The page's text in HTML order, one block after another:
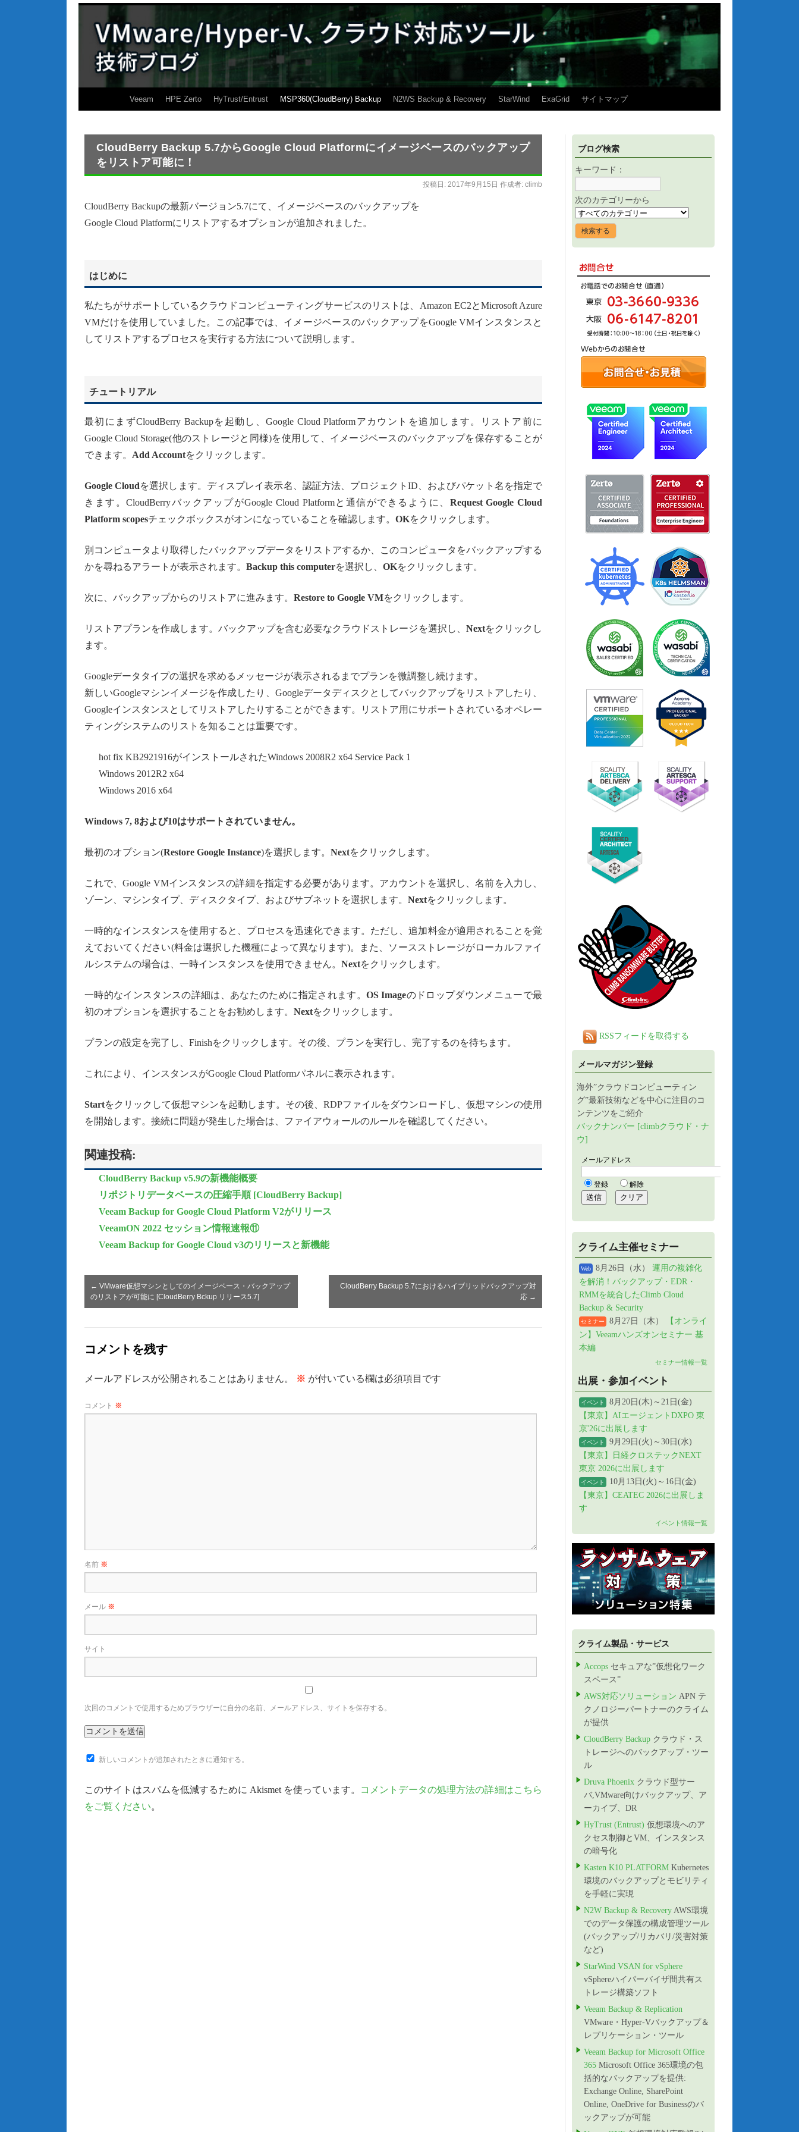
Veeam HPE Zerto HyTrust/Entrust MSP360(CloudBerry) Backup N2WS Backup & Recovery StarWind ExaGrid サイトマップ
CloudBerry Backup 5.7からGoogle Cloud Platformにイメージベースのバックアップ
をリストア可能に！
投稿日: 2017年9月15日 作成者: climb
CloudBerry Backupの最新バージョン5.7にて、イメージベースのバックアップを
Google Cloud Platformにリストアするオプションが追加されました。
はじめに
私たちがサポートしているクラウドコンピューティングサービスのリストは、Amazon EC2とMicrosoft Azure
VMだけを使用していました。この記事では、イメージベースのバックアップをGoogle VMインスタンスと
してリストアするプロセスを実行する方法について説明します。
チュートリアル
最初にまずCloudBerry Backupを起動し、Google Cloud Platformアカウントを追加します。リストア前に
Google Cloud Storage(他のストレージと同様)を使用して、イメージベースのバックアップを保存することが
できます。 Add Accountをクリックします。
Google Cloudを選択します。ディスプレイ表示名、認証方法、プロジェクトID、およびパケット名を指定で
きます。CloudBerryバックアップがGoogle Cloud Platformと通信ができるように、 Request Google Cloud
Platform scopesチェックボックスがオンになっていることを確認します。 OKをクリックします。
別コンピュータより取得したバックアップデータをリストアするか、このコンピュータをバックアップする
かを尋ねるアラートが表示されます。 Backup this computerを選択し、 OKをクリックします。
次に、バックアップからのリストアに進みます。 Restore to Google VMをクリックします。
リストアプランを作成します。バックアップを含む必要なクラウドストレージを選択し、 Nextをクリックし
ます。
Googleデータタイプの選択を求めるメッセージが表示されるまでプランを微調整し続けます。
新しいGoogleマシンイメージを作成したり、Googleデータディスクとしてバックアップをリストアしたり、
Googleインスタンスとしてリストアしたりすることができます。リストア用にサポートされているオペレー
ティングシステムのリストを知ることは重要です。
hot fix KB2921916がインストールされたWindows 2008R2 x64 Service Pack 1
Windows 2012R2 x64
Windows 2016 x64
Windows 7, 8および10はサポートされていません。
最初のオプション(Restore Google Instance)を選択します。 Nextをクリックします。
これで、Google VMインスタンスの詳細を指定する必要があります。アカウントを選択し、名前を入力し、
ゾーン、マシンタイプ、ディスクタイプ、およびサブネットを選択します。 Nextをクリックします。
一時的なインスタンスを使用すると、プロセスを迅速化できます。ただし、追加料金が適用されることを覚
えておいてください(料金は選択した機種によって異なります)。また、ソースストレージがローカルファイ
ルシステムの場合は、一時インスタンスを使用できません。 Nextをクリックします。
一時的なインスタンスの詳細は、あなたのために指定されます。 OS Imageのドロップダウンメニューで最
初のオプションを選択することをお勧めします。 Nextをクリックします。
プランの設定を完了し、Finishをクリックします。その後、プランを実行し、完了するのを待ちます。
これにより、インスタンスがGoogle Cloud Platformパネルに表示されます。
Startをクリックして仮想マシンを起動します。その後、RDPファイルをダウンロードし、仮想マシンの使用
を開始します。接続に問題が発生した場合は、ファイアウォールのルールを確認してください。
関連投稿:
CloudBerry Backup v5.9の新機能概要
リポジトリデータベースの圧縮手順 [CloudBerry Backup]
Veeam Backup for Google Cloud Platform V2がリリース
VeeamON 2022 セッション情報速報⑪
Veeam Backup for Google Cloud v3のリリースと新機能
← VMware仮想マシンとしてのイメージベース・バックアップ
のリストアが可能に [CloudBerry Bckup リリース5.7]
CloudBerry Backup 5.7におけるハイブリッドバックアップ対
応 →
コメントを残す
メールアドレスが公開されることはありません。 ※ が付いている欄は必須項目です
コメント ※
名前 ※
メール ※
サイト
次回のコメントで使用するためブラウザーに自分の名前、メールアドレス、サイトを保存する。
新しいコメントが追加されたときに通知する。
このサイトはスパムを低減するために Akismet を使っています。
コメントデータの処理方法の詳細はこちら
をご覧ください。
ブログ検索
キーワード：
次のカテゴリーから
RSSフィードを取得する
メールマガジン登録
海外”クラウドコンピューティン
グ”最新技術などを中心に注目のコ
ンテンツをご紹介
バックナンバー [climbクラウド・ナ
ウ]
クライム主催セミナー
Web 8月26日（水） 運用の複雑化
を解消！バックアップ・EDR・
RMMを統合したClimb Cloud
Backup & Security
セミナー 8月27日（木）
【オンライ
ン】Veeamハンズオンセミナー 基
本編
セミナー情報一覧
出展・参加イベント
イベント
8月20日(木)～21日(金)
【東京】AIエージェントDXPO 東
京'26に出展します
イベント
9月29日(火)～30日(水)
【東京】日経クロステックNEXT
東京 2026に出展します
イベント
10月13日(火)～16日(金)
【東京】CEATEC 2026に出展しま
す
イベント情報一覧
クライム製品・サービス
Accops セキュアな”仮想化ワーク
スペース”
AWS対応ソリューション APN テ
クノロジーパートナーのクライム
が提供
CloudBerry Backup クラウド・ス
トレージへのバックアップ・ツー
ル
Druva Phoenix クラウド型サー
バ,VMware向けバックアップ、ア
ーカイブ、DR
HyTrust (Entrust) 仮想環境へのア
クセス制御とVM、インスタンス
の暗号化
Kasten K10 PLATFORM Kubernetes
環境のバックアップとモビリティ
を手軽に実現
N2W Backup & Recovery AWS環境
でのデータ保護の構成管理ツール
(バックアップ/リカバリ/災害対策
など)
StarWind VSAN for vSphere
vSphereハイパーバイザ間共有ス
トレージ構築ソフト
Veeam Backup & Replication
VMware・Hyper-Vバックアップ＆
レプリケーション・ツール
Veeam Backup for Microsoft Office
365 Microsoft Office 365環境の包
括的なバックアップを提供:
Exchange Online, SharePoint
Online, OneDrive for Businessのバ
ックアップが可能